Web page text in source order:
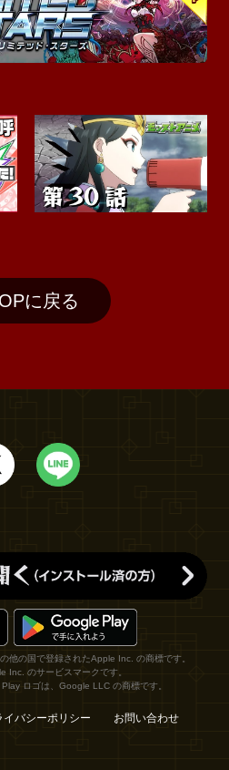
に戻る
他の国で登録されたApple Inc. の商標です。
Inc. のサービスマークです。
ロゴは、Google LLC の商標です。
イバシーポリシー お問い合わせ